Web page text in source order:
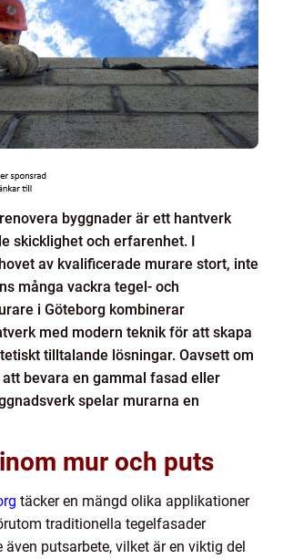
byggnader är ett hantverk
skicklighet och erfarenhet. I
av kvalificerade murare stort, inte
många vackra tegel- och
i Göteborg kombinerar
med modern teknik för att skapa
tilltalande lösningar. Oavsett om
bevara en gammal fasad eller
spelar murarna en
mur och puts
täcker en mängd olika applikationer
traditionella tegelfasader
även putsarbete, vilket är en viktig del